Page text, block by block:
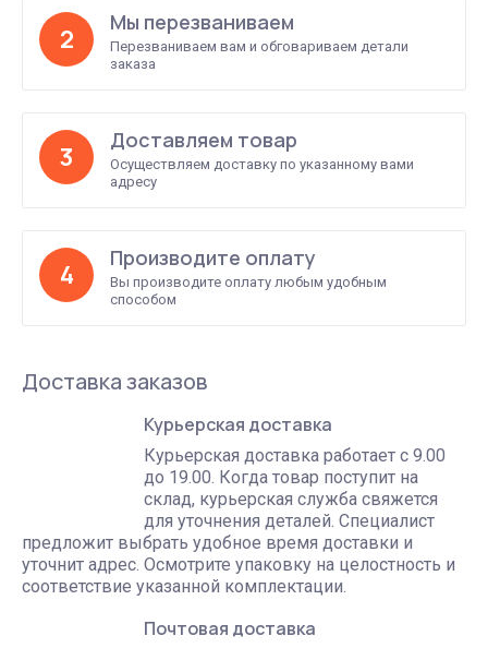
2
Мы перезваниваем
Перезваниваем вам и обговариваем детали
заказа
3
Доставляем товар
Осуществляем доставку по указанному вами
адресу
4
Производите оплату
Вы производите оплату любым удобным
способом
Доставка заказов
Курьерская доставка
Курьерская доставка работает с 9.00
до 19.00. Когда товар поступит на
склад, курьерская служба свяжется
для уточнения деталей. Специалист
предложит выбрать удобное время доставки и
уточнит адрес. Осмотрите упаковку на целостность и
соответствие указанной комплектации.
Почтовая доставка